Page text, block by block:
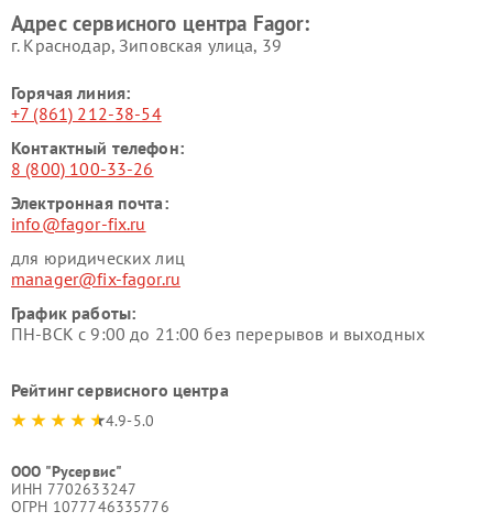
Адрес сервисного центра Fagor:
г. Краснодар, Зиповская улица, 39
Горячая линия:
+7 (861) 212-38-54
Контактный телефон:
8 (800) 100-33-26
Электронная почта:
info@fagor-fix.ru
для юридических лиц
manager@fix-fagor.ru
График работы:
ПН-ВСК с 9:00 до 21:00 без перерывов и выходных
Рейтинг сервисного центра
4.9-5.0
ООО "Русервис"
ИНН 7702633247
ОГРН 1077746335776